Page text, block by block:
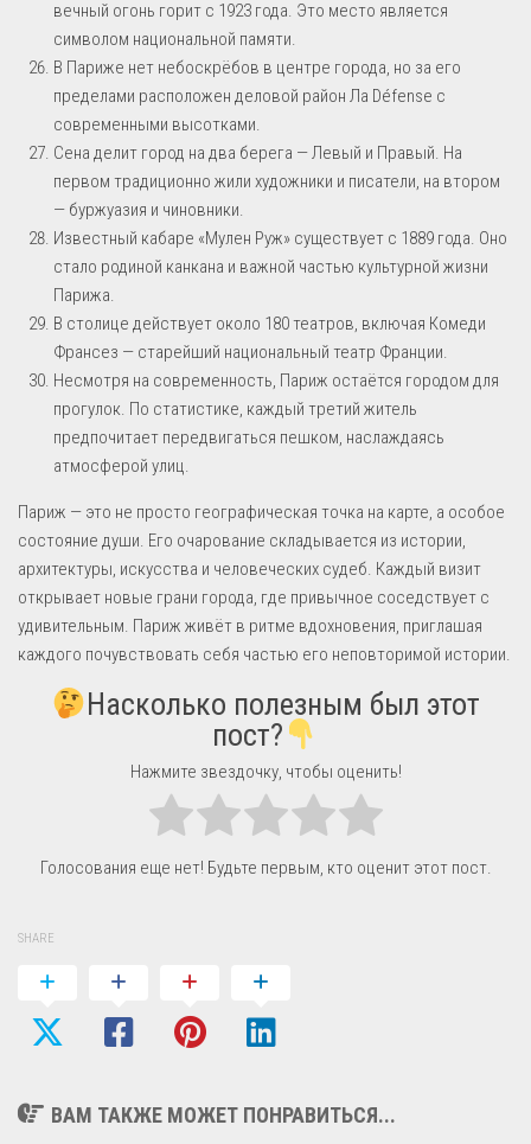
вечный огонь горит с 1923 года. Это место является
символом национальной памяти.
В Париже нет небоскрёбов в центре города, но за его
пределами расположен деловой район Ла Défense с
современными высотками.
Сена делит город на два берега — Левый и Правый. На
первом традиционно жили художники и писатели, на втором
— буржуазия и чиновники.
Известный кабаре «Мулен Руж» существует с 1889 года. Оно
стало родиной канкана и важной частью культурной жизни
Парижа.
В столице действует около 180 театров, включая Комеди
Франсез — старейший национальный театр Франции.
Несмотря на современность, Париж остаётся городом для
прогулок. По статистике, каждый третий житель
предпочитает передвигаться пешком, наслаждаясь
атмосферой улиц.
Париж — это не просто географическая точка на карте, а особое
состояние души. Его очарование складывается из истории,
архитектуры, искусства и человеческих судеб. Каждый визит
открывает новые грани города, где привычное соседствует с
удивительным. Париж живёт в ритме вдохновения, приглашая
каждого почувствовать себя частью его неповторимой истории.
Насколько полезным был этот
пост?
Нажмите звездочку, чтобы оценить!
Голосования еще нет! Будьте первым, кто оценит этот пост.
SHARE
ВАМ ТАКЖЕ МОЖЕТ ПОНРАВИТЬСЯ...